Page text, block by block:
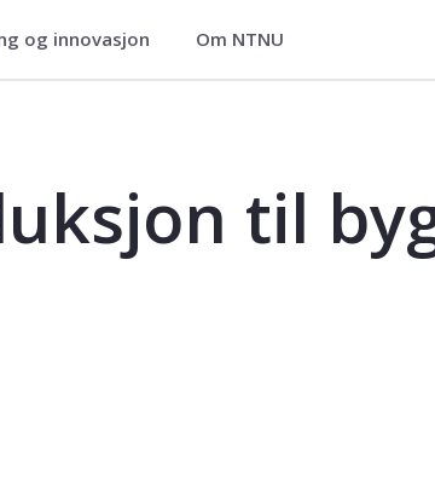
og innovasjon Om NTNU
infrastruktur - TBM4110
til